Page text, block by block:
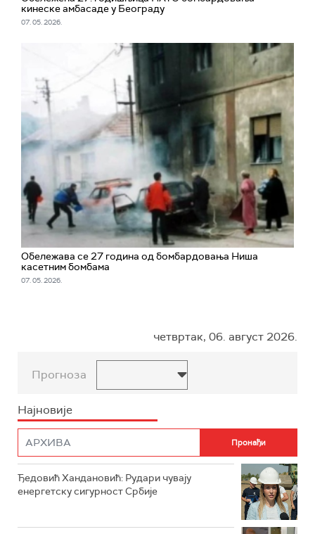
кинеске амбасаде у Београду
07. 05. 2026.
Обележава се 27 година од бомбардовања Ниша
касетним бомбама
07. 05. 2026.
четвртак, 06. август 2026.
Прогноза
Најновије
Ђедовић Хандановић: Рудари чувају
енергетску сигурност Србије